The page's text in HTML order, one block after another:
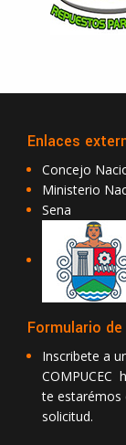
Enlaces
Concejo
Ministerio
Sena
Formulario
Inscribete a
COMPUCEC
te estarémos
solicitud.